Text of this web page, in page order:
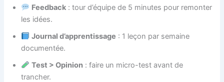
Feedback : tour d’équipe de 5 minutes pour remonter
les idées.
Journal d’apprentissage : 1 leçon par semaine
documentée.
Test > Opinion : faire un micro-test avant de
trancher.